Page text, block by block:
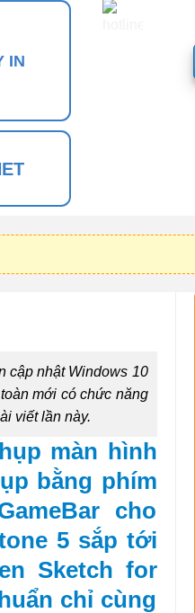
IN
cập nhật Windows 10
mới có chức năng
viết lần này.
màn hình
bằng phím
cho
5 sắp tới
Sketch for
chỉ cùng